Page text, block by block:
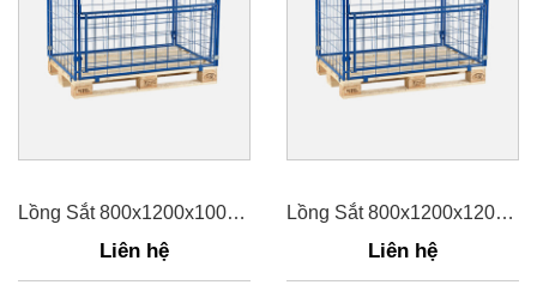
Lồng Sắt 800x1200x1000mm
Liên hệ
Lồng Sắt 800x1200x1200mm
Liên hệ